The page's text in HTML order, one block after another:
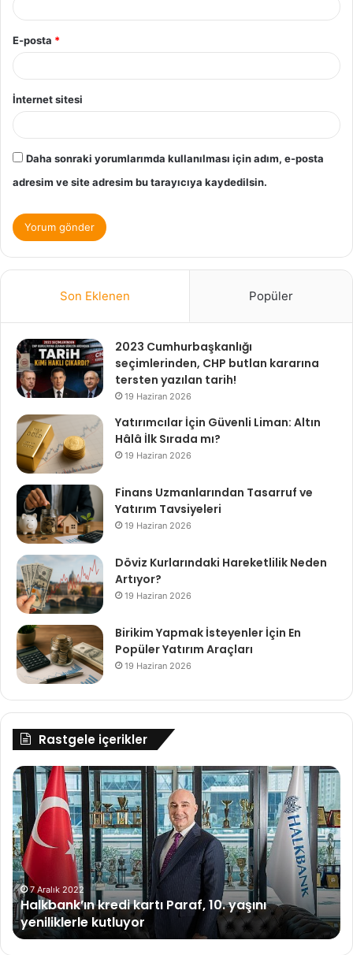
E-posta *
İnternet sitesi
Daha sonraki yorumlarımda kullanılması için adım, e-posta
adresim ve site adresim bu tarayıcıya kaydedilsin.
Son Eklenen Popüler
2023 Cumhurbaşkanlığı
seçimlerinden, CHP butlan kararına
tersten yazılan tarih!
19 Haziran 2026
Yatırımcılar İçin Güvenli Liman: Altın
Hâlâ İlk Sırada mı?
19 Haziran 2026
Finans Uzmanlarından Tasarruf ve
Yatırım Tavsiyeleri
19 Haziran 2026
Döviz Kurlarındaki Hareketlilik Neden
Artıyor?
19 Haziran 2026
Birikim Yapmak İsteyenler İçin En
Popüler Yatırım Araçları
19 Haziran 2026
Rastgele içerikler
Halkbank’ın
kredi
kartı
Paraf,
10.
yaşını
yeniliklerle
kutluyor
7 Aralık 2022
Halkbank’ın kredi kartı Paraf, 10. yaşını
yeniliklerle kutluyor
ve